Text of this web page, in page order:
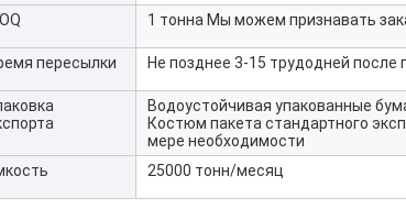
1 тонна Мы можем признавать
пересылки Не позднее 3-15 трудодней после
Водоустойчивая упакованные
Костюм пакета стандартного
мере необходимости
25000 тонн/месяц